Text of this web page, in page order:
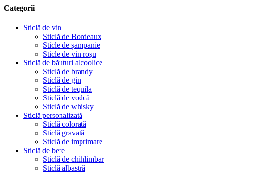
Categorii
Sticlă de vin
Sticlă de Bordeaux
Sticle de șampanie
Sticle de vin roșu
Sticlă de băuturi alcoolice
Sticlă de brandy
Sticlă de gin
Sticlă de tequila
Sticlă de vodcă
Sticlă de whisky
Sticlă personalizată
Sticlă colorată
Sticlă gravată
Sticlă de imprimare
Sticlă de bere
Sticlă de chihlimbar
Sticlă albastră